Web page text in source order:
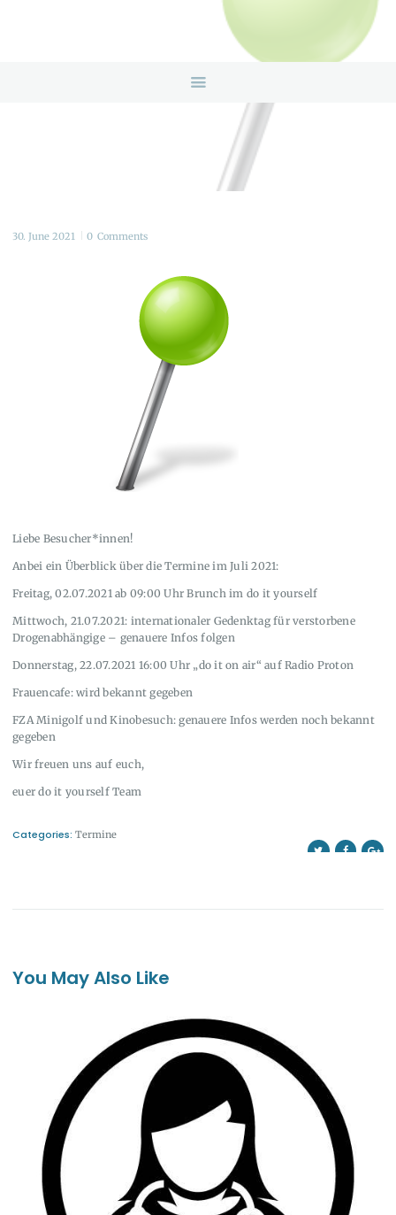
30. June 2021 0 Comments
Liebe Besucher*innen!
Anbei ein Überblick über die Termine im Juli 2021:
Freitag, 02.07.2021 ab 09:00 Uhr Brunch im do it yourself
Mittwoch, 21.07.2021: internationaler Gedenktag für verstorbene
Drogenabhängige – genauere Infos folgen
Donnerstag, 22.07.2021 16:00 Uhr „do it on air“ auf Radio Proton
Frauencafe: wird bekannt gegeben
FZA Minigolf und Kinobesuch: genauere Infos werden noch bekannt
gegeben
Wir freuen uns auf euch,
euer do it yourself Team
Categories: Termine
You May Also Like